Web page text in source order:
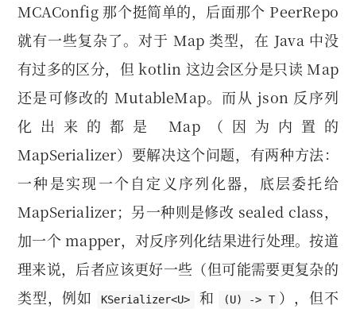
MCAConfig 那个挺简单的，后面那个 PeerRepo
就有一些复杂了。对于 Map 类型，在 Java 中没
有过多的区分，但 kotlin 这边会区分是只读 Map
还是可修改的 MutableMap。而从 json 反序列
化出来的都是 Map（因为内置的
MapSerializer）要解决这个问题，有两种方法：
一种是实现一个自定义序列化器，底层委托给
MapSerializer；另一种则是修改 sealed class，
加一个 mapper，对反序列化结果进行处理。按道
理来说，后者应该更好一些（但可能需要更复杂的
类型，例如
KSerializer<U> 和 (U) -> T ），但不